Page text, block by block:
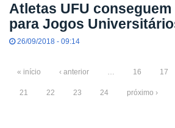
Atletas UFU
para Jogos
26/09/2018 - 09:14
« início ‹ anterior … 16 17
21 22 23 24 próximo ›